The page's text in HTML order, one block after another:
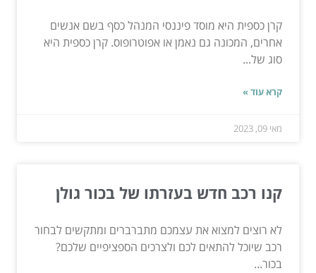
קרן כספית היא מוסד פיננסי המנהל כסף בשם אנשים
אחרים, המכונה גם נאמן או אפוטרופוס. קרן כספית היא
סוג של...
קרא עוד »
מאי 09, 2023
קנו רכב חדש בעזרתו של בכור גולן
לא רוצים למצוא את עצמכם מתברברים ומתקשים לבחור
רכב שיוכל להתאים לכם ולצרכים הספציפיים שלכם?
בכור...